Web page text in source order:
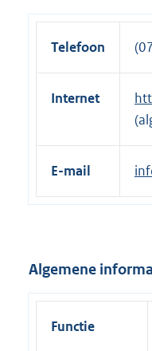
Telefoon
Internet
E
x
t
e
n
i
n
E-mail
Algemene
Functie